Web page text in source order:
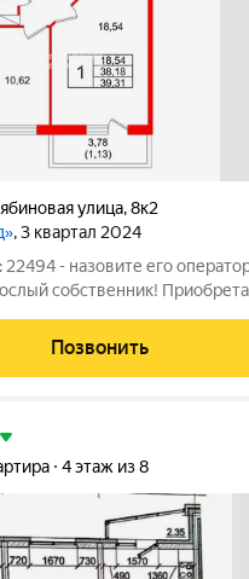
улица,8к2
, 3 квартал 2024
- назовите его
собственник!
не зарегистрирован! Полная
Позвонить
4 этаж из 8